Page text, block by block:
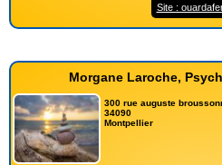
Site :
Morgane Laroche,
300 rue auguste
34090
Montpellier